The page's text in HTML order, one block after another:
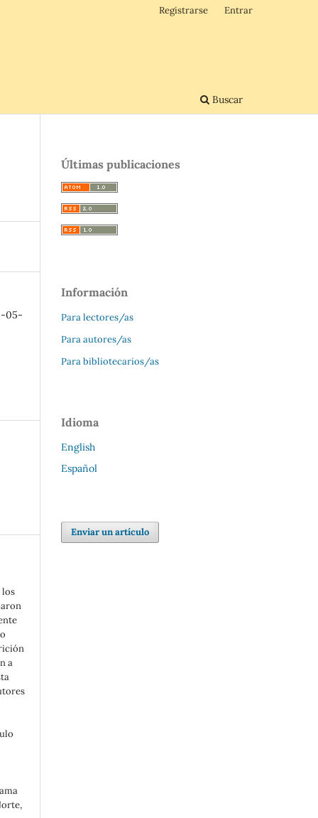
Buscar
Registrarse Entrar
05-
los
a
Últimas publicaciones
Información
Para lectores/as
Para autores/as
Para bibliotecarios/as
Idioma
English
Español
Enviar un artículo